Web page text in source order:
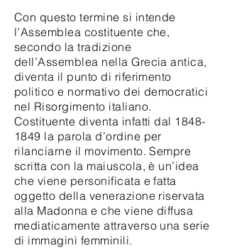
Con questo termine si intende
l’Assemblea costituente che,
secondo la tradizione
dell’Assemblea nella Grecia antica,
diventa il punto di riferimento
politico e normativo dei democratici
nel Risorgimento italiano.
Costituente diventa infatti dal 1848-
1849 la parola d’ordine per
rilanciarne il movimento. Sempre
scritta con la maiuscola, è un’idea
che viene personificata e fatta
oggetto della venerazione riservata
alla Madonna e che viene diffusa
mediaticamente attraverso una serie
di immagini femminili.